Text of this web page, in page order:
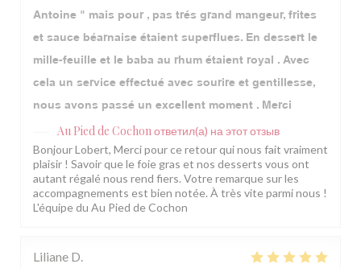
Antoine " mais pour , pas trés grand mangeur, frites
et sauce béarnaise étaient superflues. En dessert le
mille-feuille et le baba au rhum étaient royal . Avec
cela un service effectué avec sourire et gentillesse,
nous avons passé un excellent moment . Merci
Au Pied de Cochonответил(а) на этот отзыв
Bonjour Lobert, Merci pour ce retour qui nous fait vraiment
plaisir ! Savoir que le foie gras et nos desserts vous ont
autant régalé nous rend fiers. Votre remarque sur les
accompagnements est bien notée. À très vite parmi nous !
L'équipe du Au Pied de Cochon
Liliane D